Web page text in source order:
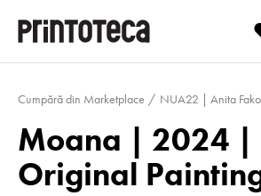
Cumpără din Marketplace NUA22 | Anita Fako
Moana | 2024 |
Original